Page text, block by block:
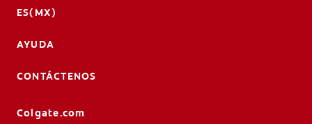
ES(MX)
AYUDA
CONTÁCTENOS
Colgate.com